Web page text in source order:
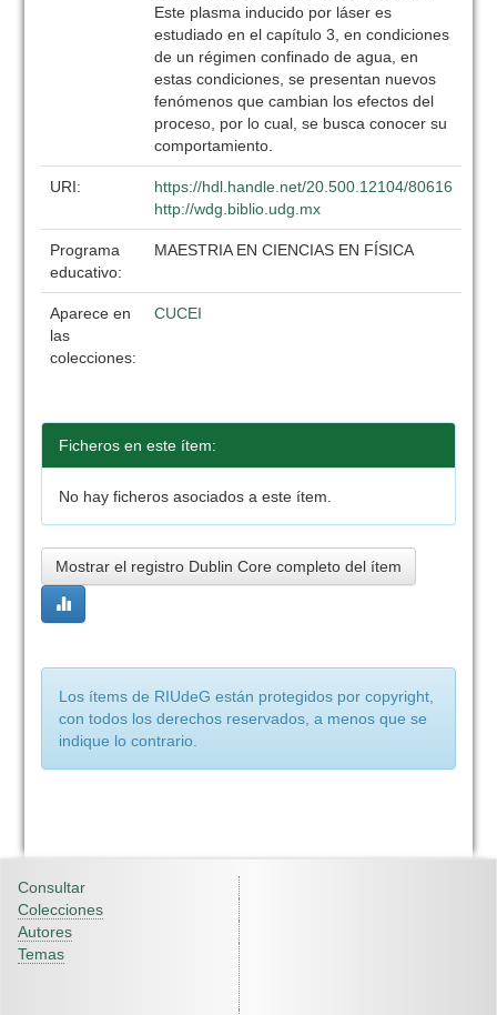
Este plasma inducido por láser es
estudiado en el capítulo 3, en condiciones
de un régimen confinado de agua, en
estas condiciones, se presentan nuevos
fenómenos que cambian los efectos del
proceso, por lo cual, se busca conocer su
comportamiento.
URI:
https://hdl.handle.net/20.500.12104/80616
http://wdg.biblio.udg.mx
Programa
educativo:
MAESTRIA EN CIENCIAS EN FÍSICA
Aparece en
las
colecciones:
CUCEI
Ficheros en este ítem:
No hay ficheros asociados a este ítem.
Mostrar el registro Dublin Core completo del ítem
Los ítems de RIUdeG están protegidos por copyright,
con todos los derechos reservados, a menos que se
indique lo contrario.
Consultar
Colecciones
Autores
Temas